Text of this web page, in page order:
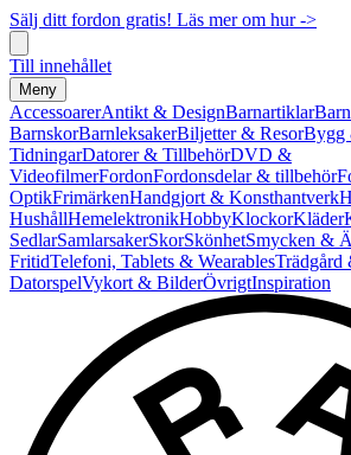
Sälj ditt fordon gratis! Läs mer om hur ->
Till innehållet
Meny
AccessoarerAntikt & DesignBarnartiklar
BarnskorBarnleksakerBiljetter & ResorBygg
TidningarDatorer & TillbehörDVD &
VideofilmerFordonFordonsdelar & tillbehör
OptikFrimärkenHandgjort & Konsthantverk
HushållHemelektronikHobbyKlockorKläder
SedlarSamlarsakerSkorSkönhetSmycken &
FritidTelefoni, Tablets & WearablesTrädgård
DatorspelVykort & BilderÖvrigtInspiration